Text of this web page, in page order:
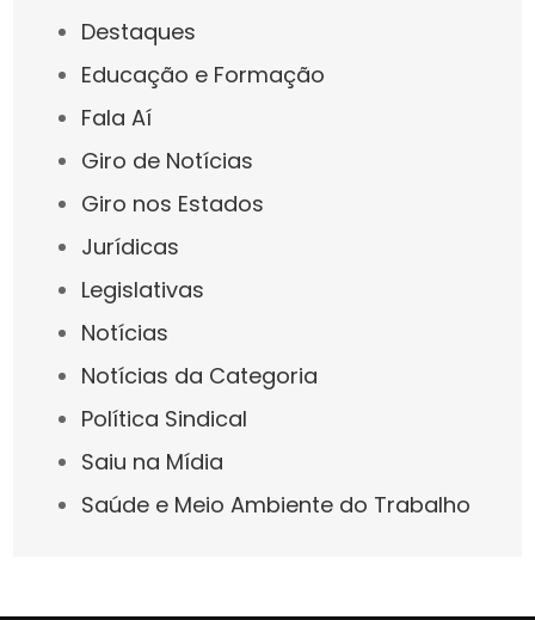
Destaques
Educação e Formação
Fala Aí
Giro de Notícias
Giro nos Estados
Jurídicas
Legislativas
Notícias
Notícias da Categoria
Política Sindical
Saiu na Mídia
Saúde e Meio Ambiente do Trabalho